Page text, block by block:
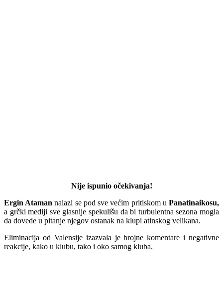
Nije ispunio očekivanja!
Ergin Ataman nalazi se pod sve većim pritiskom uPanatinaikosu,
a grčki mediji sve glasnije spekulišu da bi turbulentna sezona mogla
da dovede u pitanje njegov ostanak na klupi atinskog velikana.
Eliminacija od Valensije izazvala je brojne komentare i negativne
reakcije, kako u klubu, tako i oko samog kluba.